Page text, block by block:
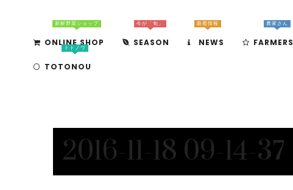
ONLINE SHOP
新鮮野菜ショップ
SEASON
今が「旬」
NEWS
新着情報
FARMERS
農家さん
TOTONOU
トトノウ
2016-11-18 09-14-37